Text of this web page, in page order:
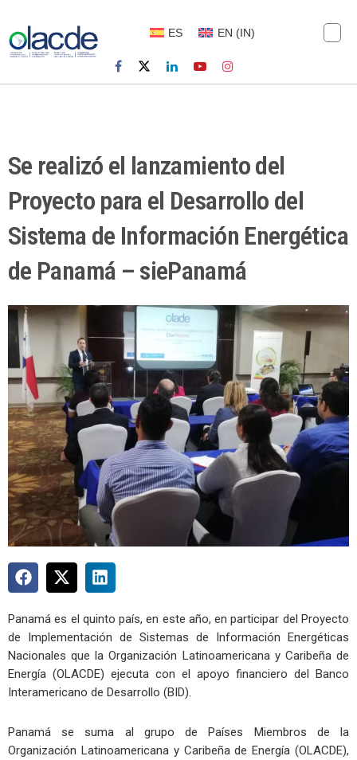
ES EN (IN)
Se realizó el lanzamiento del
Proyecto para el Desarrollo del
Sistema de Información Energética
de Panamá – siePanamá
Panamá es el quinto país, en este año, en participar del Proyecto
de Implementación de Sistemas de Información Energéticas
Nacionales que la Organización Latinoamericana y Caribeña de
Energía (OLACDE) ejecuta con el apoyo financiero del Banco
Interamericano de Desarrollo (BID).
Panamá se suma al grupo de Países Miembros de la
Organización Latinoamericana y Caribeña de Energía (OLACDE),